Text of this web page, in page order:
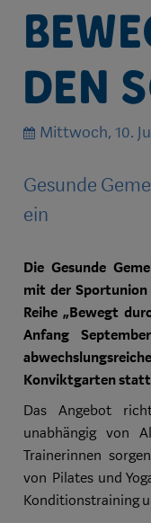
den
Mittwoch, 10.
Gesunde
ein
Die Gesunde
mit der Sportunion
Reihe „Bewegt
Anfang
Konviktgarten
Das Angebot
unabhängig von
Trainerinnen
von Pilates und
Konditionstraining